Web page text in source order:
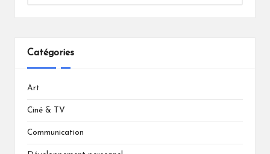
Catégories
Art
Ciné & TV
Communication